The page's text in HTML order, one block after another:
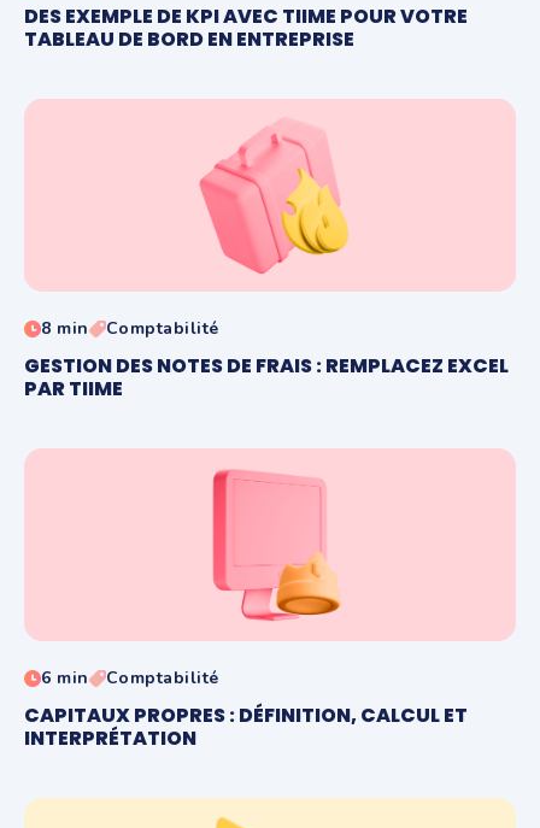
DES EXEMPLE DE KPI AVEC TIIME POUR VOTRE
TABLEAU DE BORD EN ENTREPRISE
8 min Comptabilité
GESTION DES NOTES DE FRAIS : REMPLACEZ EXCEL
PAR TIIME
6 min Comptabilité
CAPITAUX PROPRES : DÉFINITION, CALCUL ET
INTERPRÉTATION